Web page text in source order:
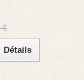
€
Détails